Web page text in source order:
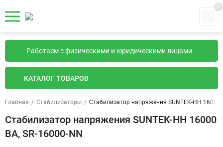
0
Работаем с физическими и юридическими лицами
КАТАЛОГ ТОВАРОВ
Главная / Стабилизаторы / Стабилизатор напряжения SUNTEK-НН 16000
Стабилизатор напряжения SUNTEK-НН 16000
ВА, SR-16000-NN